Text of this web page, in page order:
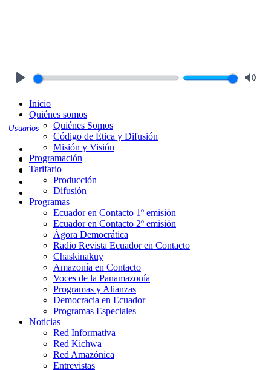
Usuarios
Inicio
Quiénes somos
Quiénes Somos
Código de Ética y Difusión
Misión y Visión
Programación
Tarifario
Producción
Difusión
Programas
Ecuador en Contacto 1º emisión
Ecuador en Contacto 2º emisión
Ágora Democrática
Radio Revista Ecuador en Contacto
Chaskinakuy
Amazonía en Contacto
Voces de la Panamazonía
Programas y Alianzas
Democracia en Ecuador
Programas Especiales
Noticias
Red Informativa
Red Kichwa
Red Amazónica
Entrevistas